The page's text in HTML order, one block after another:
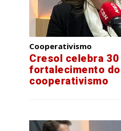
Cooperativismo
Cresol celebra 30
fortalecimento do
cooperativismo